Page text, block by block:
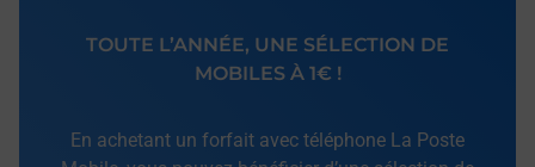
TOUTE L’ANNÉE, UNE SÉLECTION DE
MOBILES À 1€ !
En achetant un forfait avec téléphone La Poste